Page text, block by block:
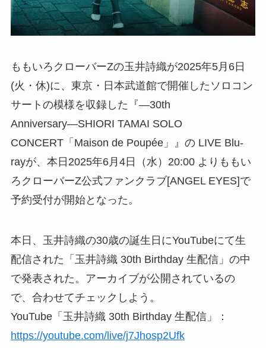
ももいろクローバーZの玉井詩織が2025年5月6日
(火・休)に、東京・日本武道館で開催したソロコン
サートの模様を収録した『―30th
Anniversary―SHIORI TAMAI SOLO
CONCERT「Maison de Poupée」』の LIVE Blu-
rayが、本日2025年6月4日（水）20:00 よりももい
ろクローバーZ公式ファンクラブ[ANGEL EYES]で
予約受付が開始となった。
本日、玉井詩織の30歳の誕生日にYouTubeにて生
配信された「玉井詩織 30th Birthday 生配信」の中
で発表された。アーカイブが公開されているの
で、合わせてチェックしよう。
YouTube「玉井詩織 30th Birthday 生配信」：
https://youtube.com/live/j7Jhosp2Ufk